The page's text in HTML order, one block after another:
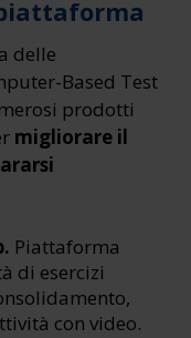
delle
Based Test
prodotti
migliorare il
Piattaforma
di esercizi
con video.